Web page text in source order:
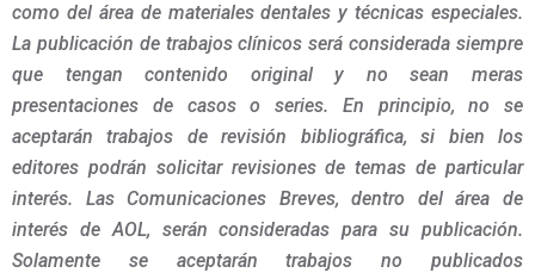
como del área de materiales dentales y técnicas especiales.
La publicación de trabajos clínicos será considerada siempre
que tengan contenido original y no sean meras
presentaciones de casos o series. En principio, no se
aceptarán trabajos de revisión bibliográfica, si bien los
editores podrán solicitar revisiones de temas de particular
interés. Las Comunicaciones Breves, dentro del área de
interés de AOL, serán consideradas para su publicación.
Solamente se aceptarán trabajos no publicados